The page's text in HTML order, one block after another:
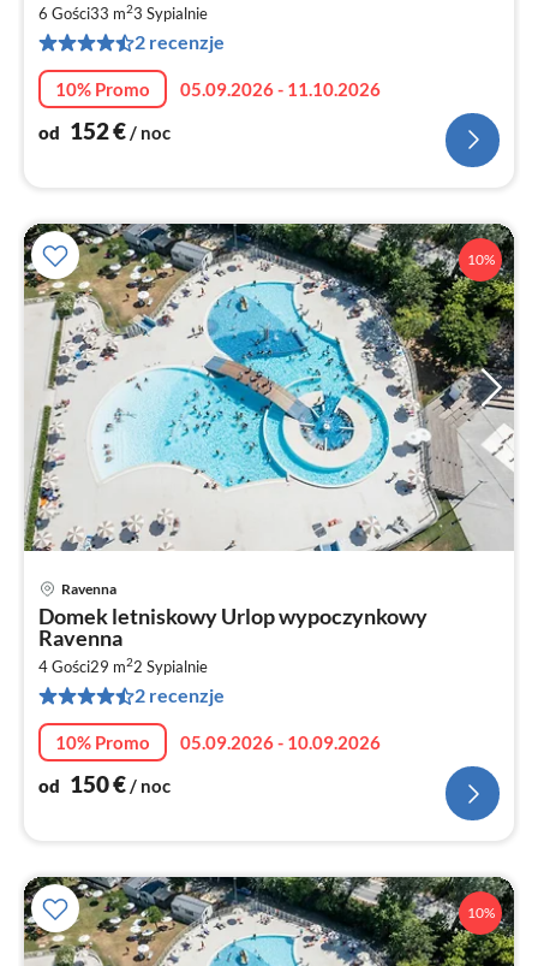
6 Gości33 m23 Sypialnie
2 recenzje
10% Promo
05.09.2026 - 11.10.2026
od 152€/ noc
10%
Ravenna
Domek letniskowy Urlop wypoczynkowy
Ravenna
4 Gości29 m22 Sypialnie
2 recenzje
10% Promo
05.09.2026 - 10.09.2026
od 150€/ noc
10%